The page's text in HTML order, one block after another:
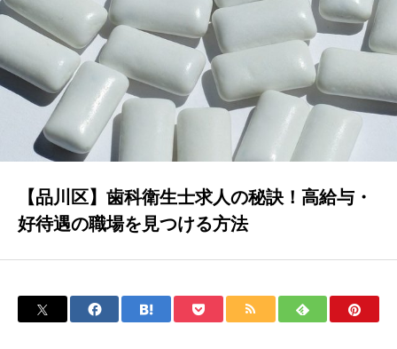
CAREER
【品川区】歯科衛生士求人の秘訣！高給与・
好待遇の職場を見つける方法